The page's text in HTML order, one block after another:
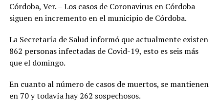
Córdoba, Ver. – Los casos de Coronavirus en Córdoba
siguen en incremento en el municipio de Córdoba.
La Secretaría de Salud informó que actualmente existen
862 personas infectadas de Covid-19, esto es seis más
que el domingo.
En cuanto al número de casos de muertos, se mantienen
en 70 y todavía hay 262 sospechosos.